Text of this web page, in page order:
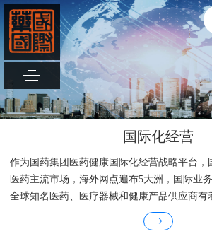
国际化经营
作为国药集团医药健康国际化经营战略平台，
医药主流市场，海外网点遍布5大洲，国际业
全球知名医药、医疗器械和健康产品供应商有
业务往来的国家、地区和国际组织